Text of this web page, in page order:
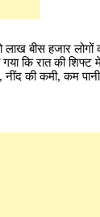
लाख बीस हजार
कि रात की
की कमी, कम पानी